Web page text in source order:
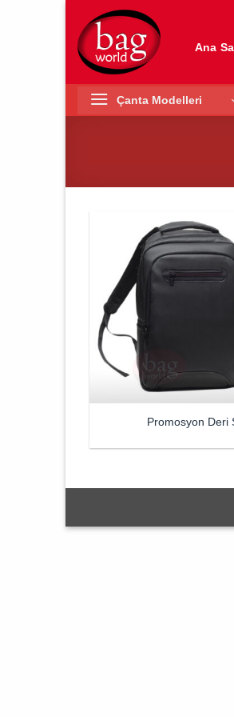
atla
Ana
Çanta Modelleri
Promosyon Deri